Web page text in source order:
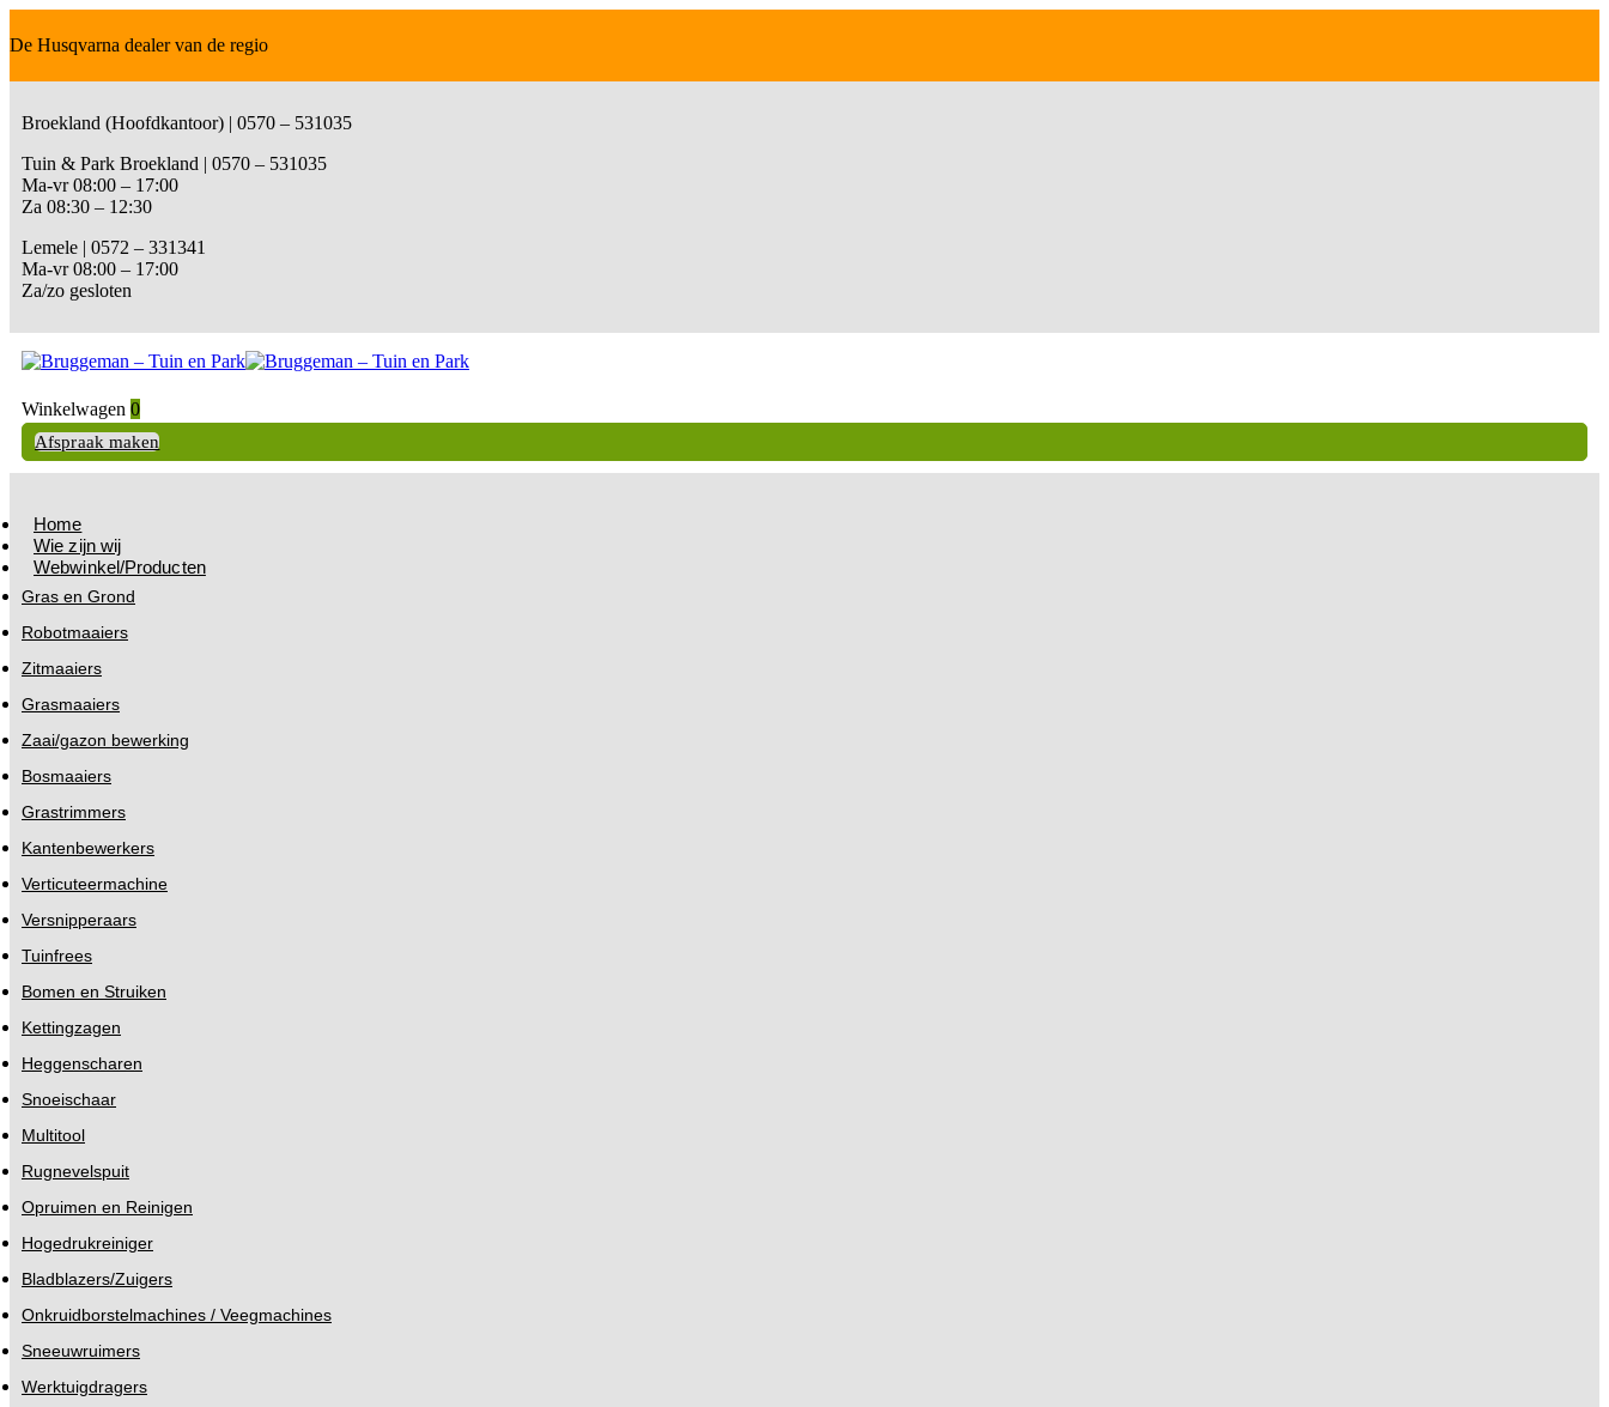
De Husqvarna dealer van de regio
Broekland (Hoofdkantoor) | 0570 – 531035
Tuin & Park Broekland | 0570 – 531035
Ma-vr 08:00 – 17:00
Za 08:30 – 12:30
Lemele | 0572 – 331341
Ma-vr 08:00 – 17:00
Za/zo gesloten
Winkelwagen 0
Afspraak maken
Home
Wie zijn wij
Webwinkel/Producten
Gras en Grond
Robotmaaiers
Zitmaaiers
Grasmaaiers
Zaai/gazon bewerking
Bosmaaiers
Grastrimmers
Kantenbewerkers
Verticuteermachine
Versnipperaars
Tuinfrees
Bomen en Struiken
Kettingzagen
Heggenscharen
Snoeischaar
Multitool
Rugnevelspuit
Opruimen en Reinigen
Hogedrukreiniger
Bladblazers/Zuigers
Onkruidborstelmachines / Veegmachines
Sneeuwruimers
Werktuigdragers